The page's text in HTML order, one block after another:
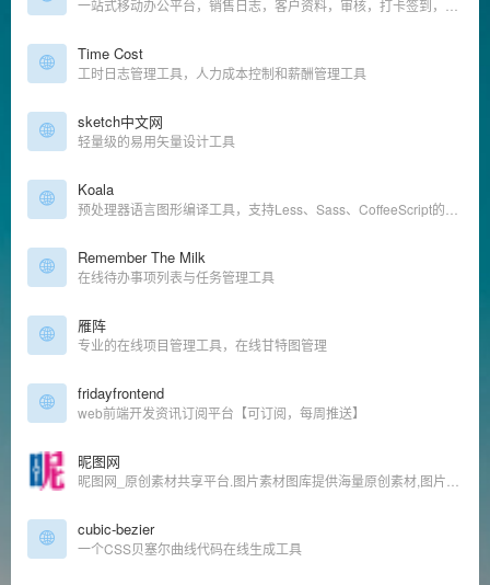
Time Cost
工时日志管理工具，人力成本控制和薪酬管理工具
sketch中文网
轻量级的易用矢量设计工具
Koala
Remember The Milk
在线待办事项列表与任务管理工具
雁阵
专业的在线项目管理工具，在线甘特图管理
fridayfrontend
web前端开发资讯订阅平台【可订阅，每周推送】
昵图网
cubic-bezier
一个CSS贝塞尔曲线代码在线生成工具